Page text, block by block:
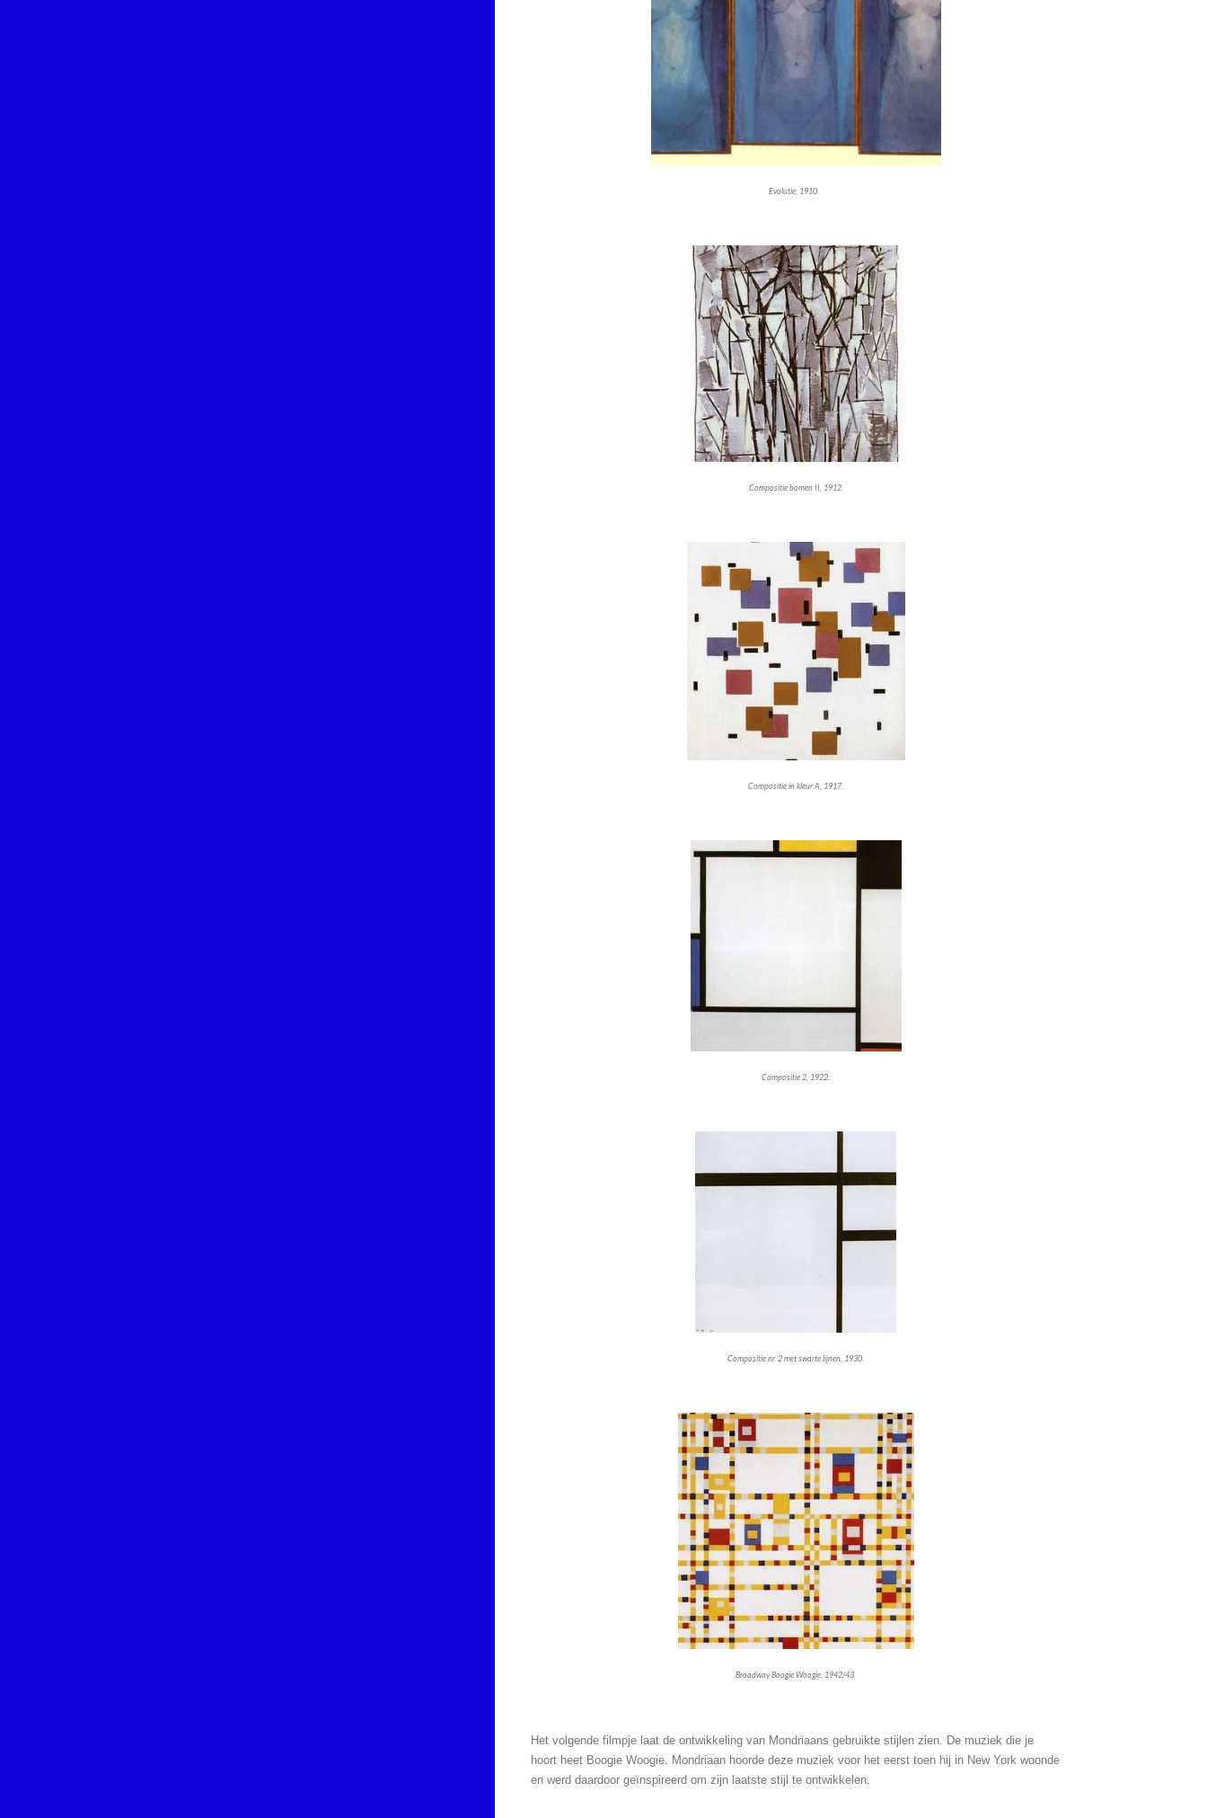
Evolutie, 1910.
Compositie bomen II, 1912.
Compositie in kleur A, 1917.
Compositie 2, 1922.
Compositie nr. 2 met swarte lijnen, 1930.
Broadway Boogie Woogie, 1942/43.
Het volgende filmpje laat de ontwikkeling van Mondriaans gebruikte stijlen zien. De muziek die je
hoort heet Boogie Woogie. Mondriaan hoorde deze muziek voor het eerst toen hij in New York woonde
en werd daardoor geïnspireerd om zijn laatste stijl te ontwikkelen.